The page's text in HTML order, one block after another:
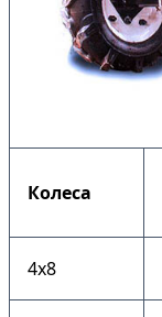
Колеса
4х8